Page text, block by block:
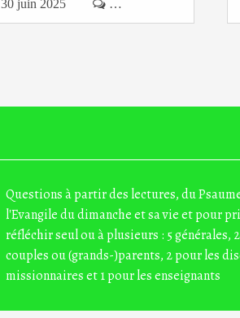
30 juin 2025  …
Questions à partir des lectures, du
l'Evangile du dimanche et sa vie et pour
réfléchir seul ou à plusieurs : 5 générales,
couples ou (grands-)parents, 2 pour les
missionnaires et 1 pour les enseignants